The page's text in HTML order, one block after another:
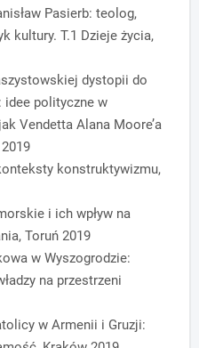
Pasierb: teolog,
kultury. T.1 Dzieje życia,
dystopii do
idee polityczne w
Vendetta Alana Moore’a
konstruktywizmu,
i ich wpływ na
Toruń 2019
w Wyszogrodzie:
na przestrzeni
w Armenii i Gruzji: